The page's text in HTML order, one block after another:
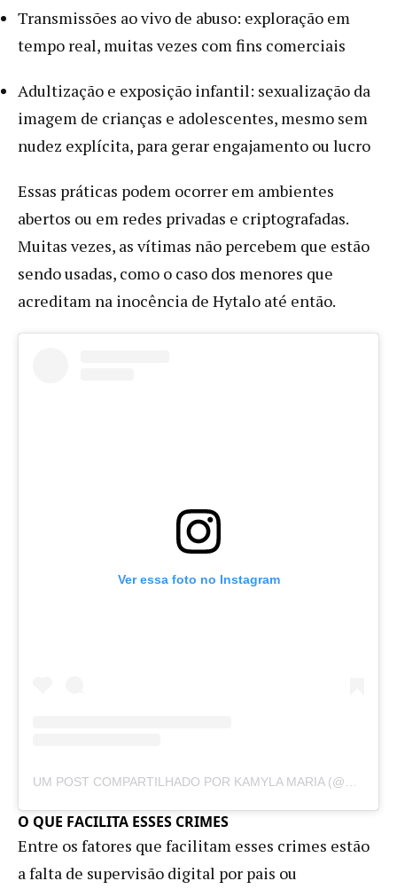
Transmissões ao vivo de abuso: exploração em
tempo real, muitas vezes com fins comerciais
Adultização e exposição infantil: sexualização da
imagem de crianças e adolescentes, mesmo sem
nudez explícita, para gerar engajamento ou lucro
Essas práticas podem ocorrer em ambientes
abertos ou em redes privadas e criptografadas.
Muitas vezes, as vítimas não percebem que estão
sendo usadas, como o caso dos menores que
acreditam na inocência de Hytalo até então.
Ver essa foto no Instagram
O QUE FACILITA ESSES CRIMES
Entre os fatores que facilitam esses crimes estão
a falta de supervisão digital por pais ou